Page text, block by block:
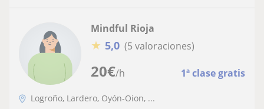
20€/h 1ª clase gratis
Mindful Rioja
★ 5,0 (5 valoraciones)
Logroño, Lardero, Oyón-Oion, ...